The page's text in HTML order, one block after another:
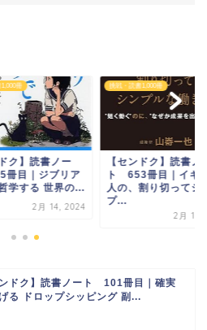
冊
ク】読書ノー
冊目｜ジブリア
学する 世界の...
2月 14, 2024
挑戦・読書1,000冊
【センドク】読書ノ
ト 653冊目｜イギ
人の、割り切ってシ
プ...
2月 11,
ンドク】読書ノート 101冊目｜確実
る ドロップシッピング 副...